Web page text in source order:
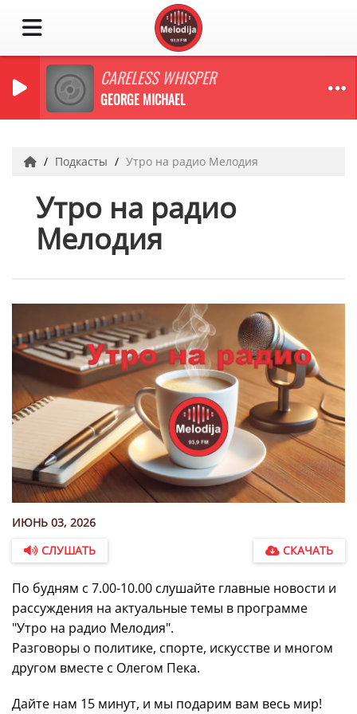
CARELESS WHISPER
GEORGE MICHAEL
Подкасты Утро на радио Мелодия
Утро на радио
Мелодия
ИЮНЬ 03, 2026
СЛУШАТЬ
СКАЧАТЬ
По будням с 7.00-10.00 слушайте главные новости и
рассуждения на актуальные темы в программе
"Утро на радио Мелодия".
Разговоры о политике, спорте, искусстве и многом
другом вместе с Олегом Пека.
Дайте нам 15 минут, и мы подарим вам весь мир!